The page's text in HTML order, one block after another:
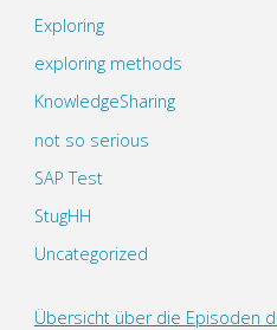
Exploring
exploring methods
KnowledgeSharing
not so serious
SAP Test
StugHH
Uncategorized
Übersicht über die Episoden